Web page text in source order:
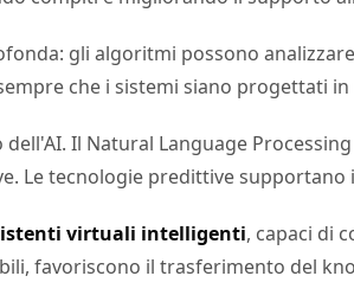
gli algoritmi possono
che i sistemi siano progettati
Il Natural Language
Le tecnologie predittive
virtuali intelligenti, capaci di
favoriscono il trasferimento del